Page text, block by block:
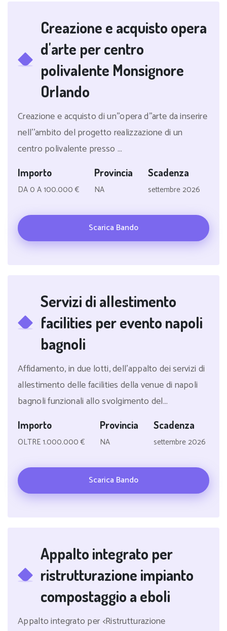
Creazione e acquisto opera
d'arte per centro
polivalente Monsignore
Orlando
Creazione e acquisto di un''opera d''arte da inserire
nell''ambito del progetto realizzazione di un
centro polivalente presso ...
Importo
DA 0 A 100.000 €
Provincia
NA
Scadenza
settembre 2026
Scarica Bando
Servizi di allestimento
facilities per evento napoli
bagnoli
Affidamento, in due lotti, dell'appalto dei servizi di
allestimento delle facilities della venue di napoli
bagnoli funzionali allo svolgimento del...
Importo
OLTRE 1.000.000 €
Provincia
NA
Scadenza
settembre 2026
Scarica Bando
Appalto integrato per
ristrutturazione impianto
compostaggio a eboli
Appalto integrato per <Ristrutturazione